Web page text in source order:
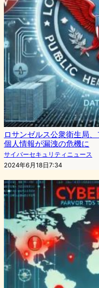
ロサンゼルス公衆衛生局
個人情報が漏洩の危機に
サイバーセキュリティニュース
2024年6月18日7:34